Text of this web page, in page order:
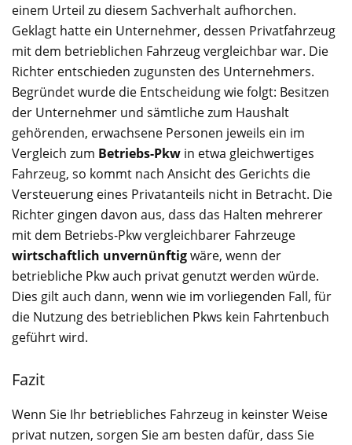
einem Urteil zu diesem Sachverhalt aufhorchen.
Geklagt hatte ein Unternehmer, dessen Privatfahrzeug
mit dem betrieblichen Fahrzeug vergleichbar war. Die
Richter entschieden zugunsten des Unternehmers.
Begründet wurde die Entscheidung wie folgt: Besitzen
der Unternehmer und sämtliche zum Haushalt
gehörenden, erwachsene Personen jeweils ein im
Vergleich zum Betriebs-Pkw in etwa gleichwertiges
Fahrzeug, so kommt nach Ansicht des Gerichts die
Versteuerung eines Privatanteils nicht in Betracht. Die
Richter gingen davon aus, dass das Halten mehrerer
mit dem Betriebs-Pkw vergleichbarer Fahrzeuge
wirtschaftlich unvernünftigwäre, wenn der
betriebliche Pkw auch privat genutzt werden würde.
Dies gilt auch dann, wenn wie im vorliegenden Fall, für
die Nutzung des betrieblichen Pkws kein Fahrtenbuch
geführt wird.
Fazit
Wenn Sie Ihr betriebliches Fahrzeug in keinster Weise
privat nutzen, sorgen Sie am besten dafür, dass Sie